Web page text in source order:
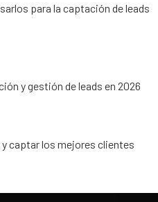
para la captación de leads
y gestión de leads en 2026
captar los mejores clientes